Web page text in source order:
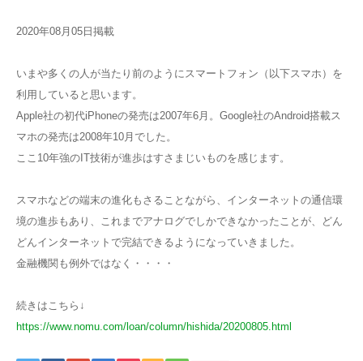
2020年08月05日掲載
いまや多くの人が当たり前のようにスマートフォン（以下スマホ）を
利用していると思います。
Apple社の初代iPhoneの発売は2007年6月。Google社のAndroid搭載ス
マホの発売は2008年10月でした。
ここ10年強のIT技術が進歩はすさまじいものを感じます。
スマホなどの端末の進化もさることながら、インターネットの通信環
境の進歩もあり、これまでアナログでしかできなかったことが、どん
どんインターネットで完結できるようになっていきました。
金融機関も例外ではなく・・・・
続きはこちら↓
https://www.nomu.com/loan/column/hishida/20200805.html